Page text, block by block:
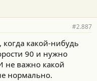
#2.887
когда какой-нибудь
90 и нужно
не важно какой
нормально.